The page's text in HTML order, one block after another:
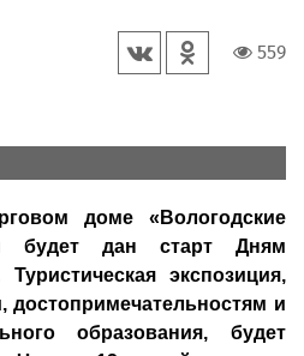
559
доме «Вологодские
будет дан старт Дням
Туристическая экспозиция,
достопримечательностям и
образования, будет